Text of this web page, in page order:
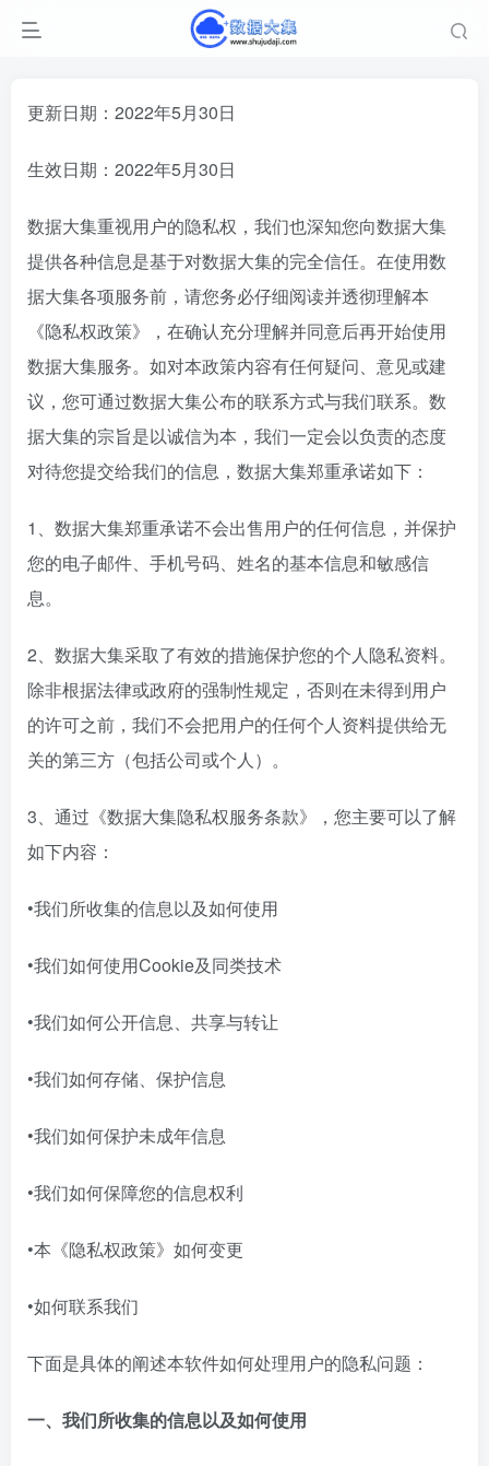
更新日期：2022年5月30日
生效日期：2022年5月30日
数据大集重视用户的隐私权，我们也深知您向数据大集
提供各种信息是基于对数据大集的完全信任。在使用数
据大集各项服务前，请您务必仔细阅读并透彻理解本
《隐私权政策》，在确认充分理解并同意后再开始使用
数据大集服务。如对本政策内容有任何疑问、意见或建
议，您可通过数据大集公布的联系方式与我们联系。数
据大集的宗旨是以诚信为本，我们一定会以负责的态度
对待您提交给我们的信息，数据大集郑重承诺如下：
1、数据大集郑重承诺不会出售用户的任何信息，并保护
您的电子邮件、手机号码、姓名的基本信息和敏感信
息。
2、数据大集采取了有效的措施保护您的个人隐私资料。
除非根据法律或政府的强制性规定，否则在未得到用户
的许可之前，我们不会把用户的任何个人资料提供给无
关的第三方（包括公司或个人）。
3、通过《数据大集隐私权服务条款》，您主要可以了解
如下内容：
•我们所收集的信息以及如何使用
•我们如何使用Cookie及同类技术
•我们如何公开信息、共享与转让
•我们如何存储、保护信息
•我们如何保护未成年信息
•我们如何保障您的信息权利
•本《隐私权政策》如何变更
•如何联系我们
下面是具体的阐述本软件如何处理用户的隐私问题：
一、我们所收集的信息以及如何使用